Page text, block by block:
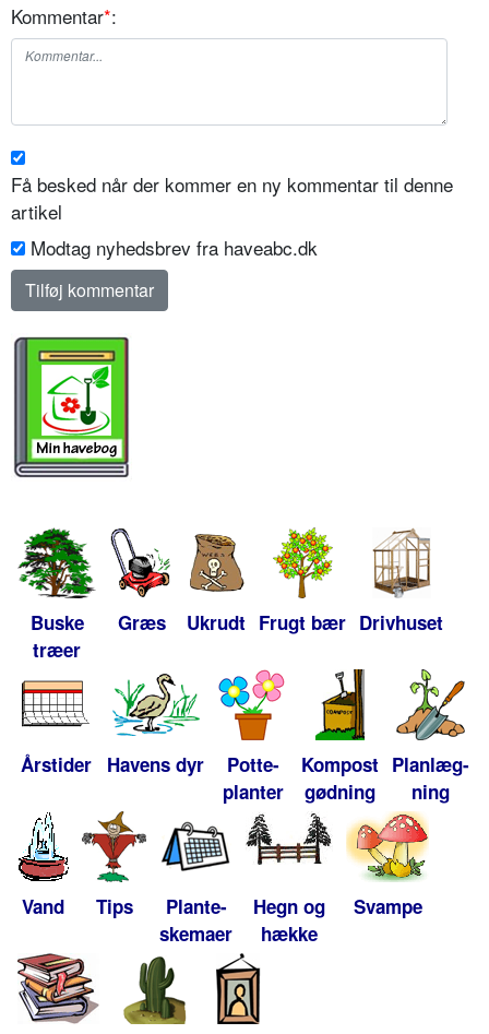
Kommentar*:
Få besked når der kommer en ny kommentar til denne
artikel
Modtag nyhedsbrev fra haveabc.dk
Buske
træer
Græs Ukrudt Frugt bær Drivhuset
Årstider Havens dyr
Potte-
planter
Kompost
gødning
Planlæg-
ning
Vand Tips
Plante-
skemaer
Hegn og
hække
Svampe